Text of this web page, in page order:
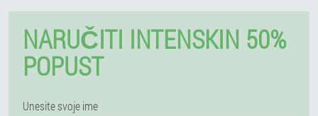
NARUČITI INTENSKIN 50%
POPUST
Unesite svoje ime